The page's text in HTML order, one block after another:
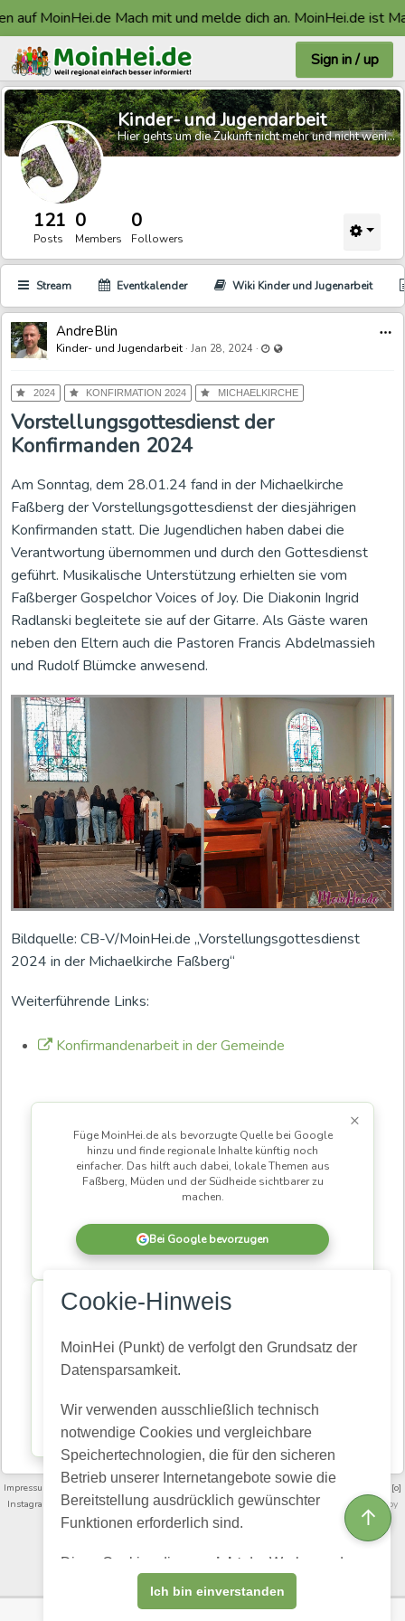
Cookie-Hinweis
MoinHei (Punkt) de verfolgt den Grundsatz der
Datensparsamkeit.
Wir verwenden ausschließlich technisch
notwendige Cookies und vergleichbare
Speichertechnologien, die für den sicheren
Betrieb unserer Internetangebote sowie die
Bereitstellung ausdrücklich gewünschter
Funktionen erforderlich sind.
Diese Cookies dienen nicht der Werbung, dem
Profiling oder dem Verkauf personenbezogener
Ich bin einverstanden
MoinHei.de Mach mit und melde dich an. MoinHei.de ist
Sign in / up
Kinder- und Jugendarbeit
Hier gehts um die Zukunft nicht mehr und nicht weniger.
121
Posts
0
Members
0
Followers
Stream Eventkalender Wiki Kinder und Jugenarbeit
AndreBlin
Kinder- und Jugendarbeit · Jan 28, 2024 · Last updated Jan 29, 2024
2024 KONFIRMATION 2024 MICHAELKIRCHE
Vorstellungsgottesdienst der
Konfirmanden 2024
Am Sonntag, dem 28.01.24 fand in der Michaelkirche
Faßberg der Vorstellungsgottesdienst der diesjährigen
Konfirmanden statt. Die Jugendlichen haben dabei die
Verantwortung übernommen und durch den Gottesdienst
geführt. Musikalische Unterstützung erhielten sie vom
Faßberger Gospelchor Voices of Joy. Die Diakonin Ingrid
Radlanski begleitete sie auf der Gitarre. Als Gäste waren
neben den Eltern auch die Pastoren Francis Abdelmassieh
und Rudolf Blümcke anwesend.
Bildquelle: CB-V/MoinHei.de „Vorstellungsgottesdienst
2024 in der Michaelkirche Faßberg“
Weiterführende Links:
Konfirmandenarbeit in der Gemeinde
×
Füge MoinHei.de als bevorzugte Quelle bei Google
hinzu und finde regionale Inhalte künftig noch
einfacher. Das hilft auch dabei, lokale Themen aus
Faßberg, Müden und der Südheide sichtbarer zu
machen.
Bei Google bevorzugen
MoinHei.de betreibe ich kostenlos, damit regionale
alle zugänglich bleiben. Damit daraus eine
lebendige Community wird, braucht es Menschen,
die mitlesen und mitmachen.
Kostenlos registrieren
Impressum ·Nutzungsbedingungen und Community-Regeln · Datenschutz­erklärung
[o]
Instagram
·FAQ·Moinheide.de auf Youtube·Artikelarchiv·Videoarchiv
· Powered by
HumHub
↑